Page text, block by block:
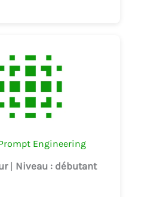
Engineering
| Niveau : débutant